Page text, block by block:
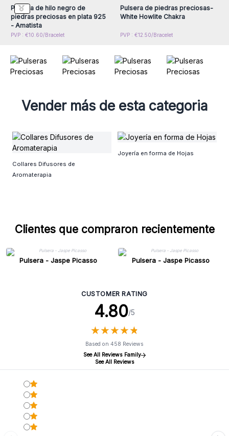
Pulsera de hilo negro de
piedras preciosas en plata 925
- Amatista
PVP : €10.60/Bracelet
Pulsera de piedras preciosas-
White Howlite Chakra
PVP : €12.50/Bracelet
Vender más de esta categoria
Collares Difusores de
Aromaterapia
Joyería en forma de Hojas
Clientes que compraron recientemente
Pulsera - Jaspe Picasso Pulsera - Jaspe Picasso
CUSTOMER RATING
4.80/5
★★★★★
★★★★★
Based on 458 Reviews
See All Reviews Family
See All Reviews